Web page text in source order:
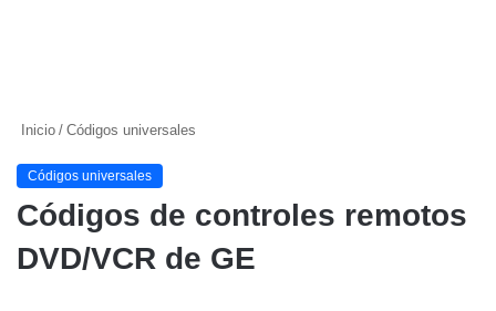
Inicio / Códigos universales
Códigos universales
Códigos de controles remotos
DVD/VCR de GE